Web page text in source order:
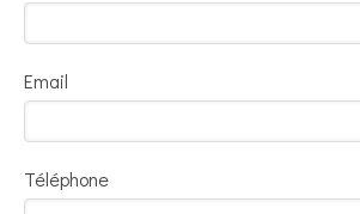
Email
Téléphone